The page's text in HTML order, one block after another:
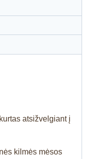
atsižvelgiant į
kilmės mėsos